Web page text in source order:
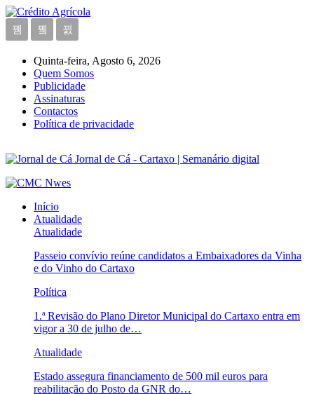
Quinta-feira, Agosto 6, 2026
Quem Somos
Publicidade
Assinaturas
Contactos
Política de privacidade
Jornal de Cá - Cartaxo | Semanário digital
Início
Atualidade
Atualidade
Passeio convívio reúne candidatos a Embaixadores da Vinha
e do Vinho do Cartaxo
Política
1.ª Revisão do Plano Diretor Municipal do Cartaxo entra em
vigor a 30 de julho de…
Atualidade
Estado assegura financiamento de 500 mil euros para
reabilitação do Posto da GNR do…